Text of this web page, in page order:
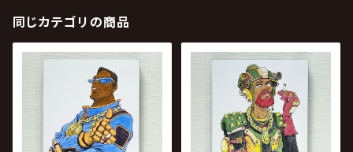
同じカテゴリの商品